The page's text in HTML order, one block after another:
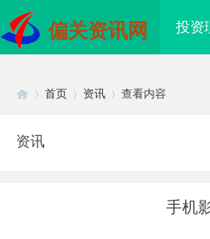
偏关资讯网 投资
首页 资讯 查看内容
资讯
手机